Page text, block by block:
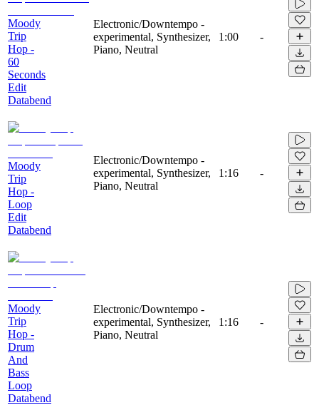
Moody
Trip
Hop -
60
Seconds
Edit
Databend
Electronic/Downtempo -
experimental, Synthesizer,
Piano, Neutral
1:00 -
Moody
Trip
Hop -
Loop
Edit
Databend
Electronic/Downtempo -
experimental, Synthesizer,
Piano, Neutral
1:16 -
Moody
Trip
Hop -
Drum
And
Bass
Loop
Databend
Electronic/Downtempo -
experimental, Synthesizer,
Piano, Neutral
1:16 -